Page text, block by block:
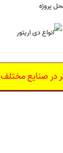
پروژه
در صنایع مختلف